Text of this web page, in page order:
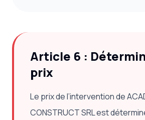
Article 6 :
prix
Le prix de l’intervention de
CONSTRUCT SRL est